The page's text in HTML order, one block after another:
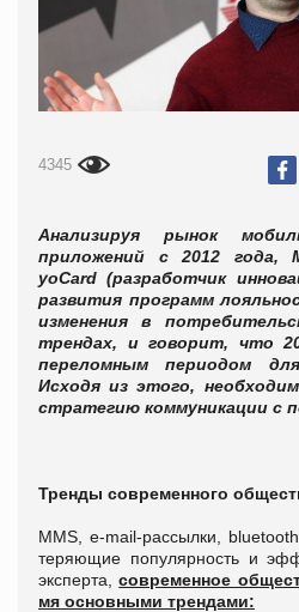
4345
Анализируя рынок
приложений с 2012 года,
yoCard (разработчик
развития программ
изменения в
трендах, и говорит, что
переломным периодом
Исходя из этого,
стратегию коммуникации с
Тренды современного
MMS, e-mail-рассылки,
теряющие популярность и
эксперта,современное
мя основными трендами: